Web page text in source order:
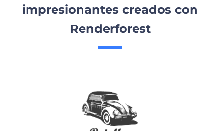
impresionantes creados con
Renderforest